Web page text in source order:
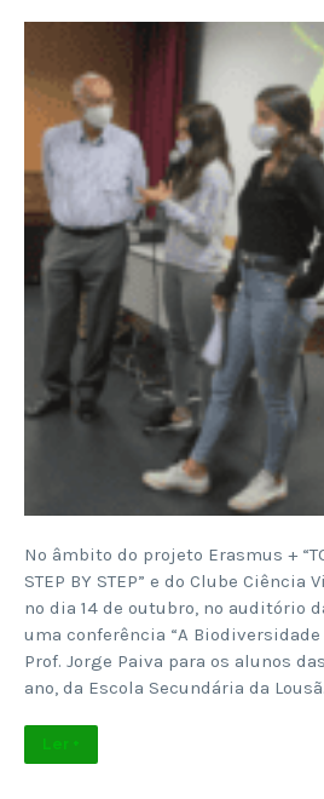
No âmbito do projeto Erasmus + “TO
STEP BY STEP” e do Clube Ciência
no dia 14 de outubro, no auditório
uma conferência “A
Prof. Jorge Paiva para os alunos
ano, da Escola Secundária da
Ler +